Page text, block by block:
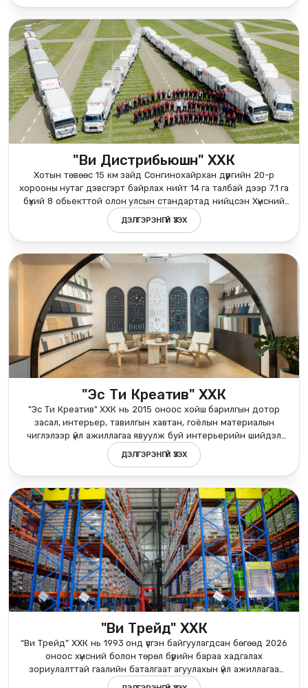
"Ви Дистрибьюшн" ХХК
Хотын төвөөс 15 км зайд Сонгинохайрхан дүүргийн 20-р
хорооны нутаг дэвсгэрт байрлах нийт 14 га талбай дээр 7.1 га
бүхий 8 обьекттой олон улсын стандартад нийцсэн Хүнсний
агуулах, Логистикийн цогцолбор төвийн төсөл юм.
ДЭЛГЭРЭНГҮЙ ҮЗЭХ
"Эс Ти Креатив" ХХК
"Эс Ти Креатив" ХХК нь 2015 оноос хойш барилгын дотор
засал, интерьер, тавилгын хавтан, гоёлын материалын
чиглэлээр үйл ажиллагаа явуулж буй интерьерийн шийдэл
нийлүүлэгч компани юм.
ДЭЛГЭРЭНГҮЙ ҮЗЭХ
"Ви Трейд" ХХК
“Ви Трейд” ХХК нь 1993 онд үүсгэн байгуулагдсан бөгөөд 2026
оноос хүнсний болон төрөл бүрийн бараа хадгалах
зориулалттай гаалийн баталгаат агуулахын үйл ажиллагаа
явуулдаг. Манай байгууллага нь Гаалийн Ерөнхий газраас